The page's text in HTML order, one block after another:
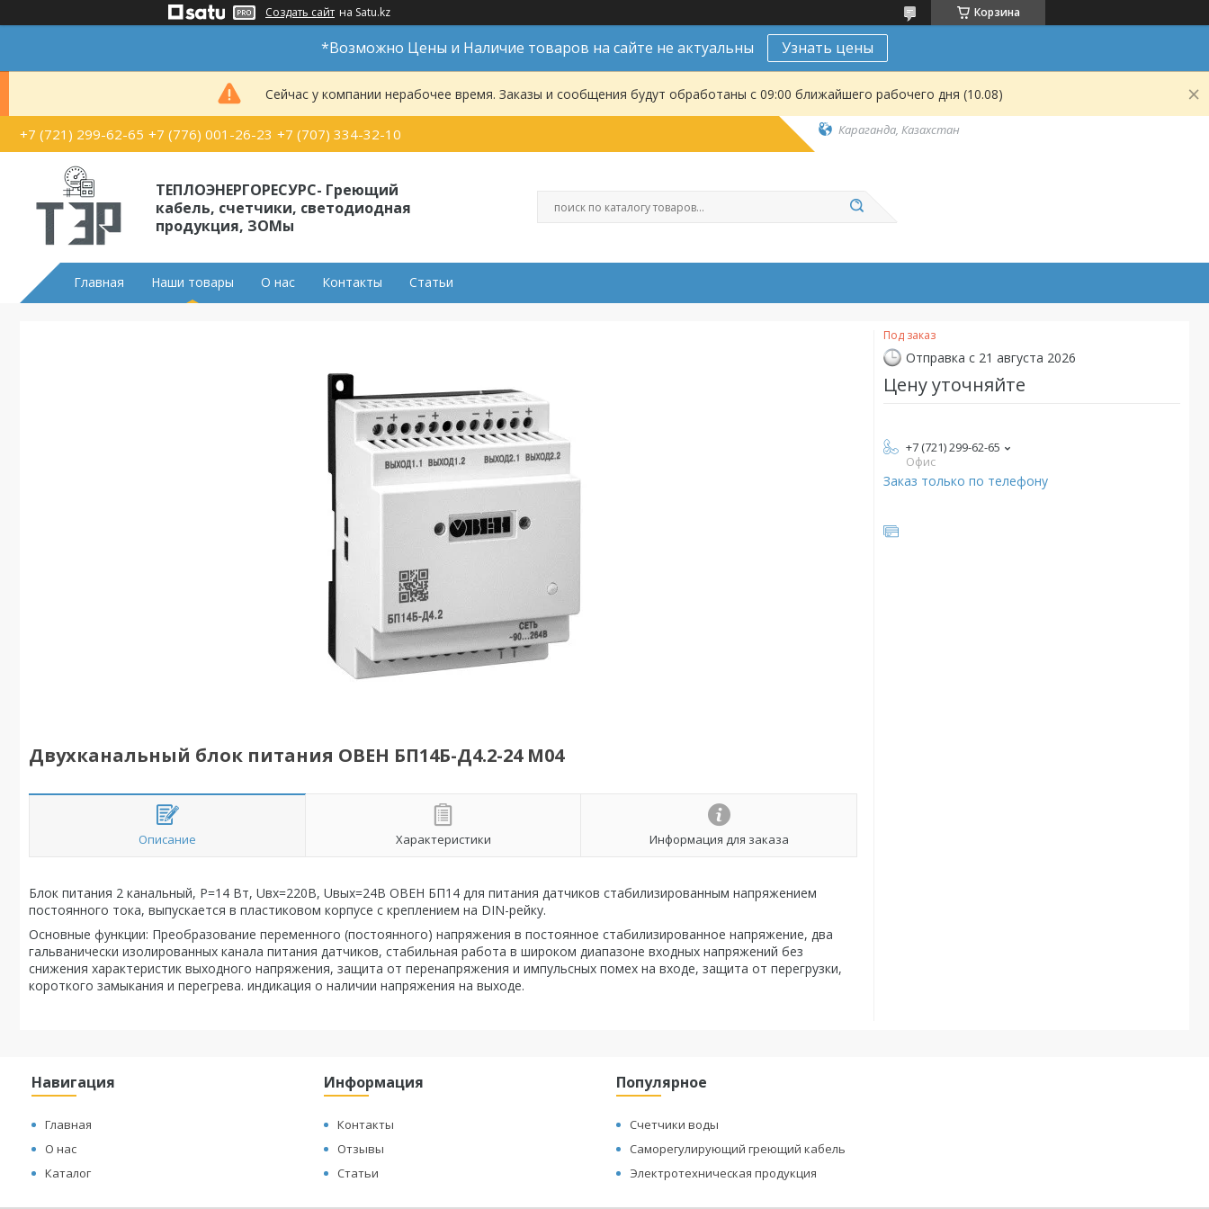
Создать сайт на Satu.kz Корзина
*Возможно Цены и Наличие товаров на сайте не актуальны Узнать цены
Сейчас у компании нерабочее время. Заказы и сообщения будут обработаны с 09:00 ближайшего рабочего дня (10.08)
+7 (721) 299-62-65 +7 (776) 001-26-23 +7 (707) 334-32-10 Караганда, Казахстан
ТЕПЛОЭНЕРГОРЕСУРС- Греющий
кабель, счетчики, светодиодная
продукция, ЗОМы
Главная Наши товары О нас Контакты Статьи
Двухканальный блок питания ОВЕН БП14Б-Д4.2-24 М04
Описание Характеристики Информация для заказа
Блок питания 2 канальный, P=14 Вт, Uвх=220В, Uвых=24В ОВЕН БП14 для питания датчиков стабилизированным напряжением
постоянного тока, выпускается в пластиковом корпусе с креплением на DIN-рейку.
Основные функции: Преобразование переменного (постоянного) напряжения в постоянное стабилизированное напряжение, два
гальванически изолированных канала питания датчиков, стабильная работа в широком диапазоне входных напряжений без
снижения характеристик выходного напряжения, защита от перенапряжения и импульсных помех на входе, защита от перегрузки,
короткого замыкания и перегрева. индикация о наличии напряжения на выходе.
Под заказ
Отправка с 21 августа 2026
Цену уточняйте
+7 (721) 299-62-65
Офис
Заказ только по телефону
Навигация
Главная
О нас
Каталог
Информация
Контакты
Отзывы
Статьи
Популярное
Счетчики воды
Саморегулирующий греющий кабель
Электротехническая продукция